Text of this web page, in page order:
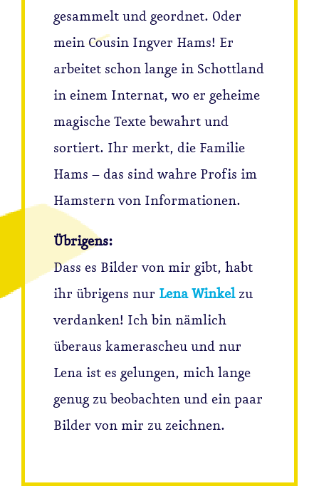
gesammelt und geordnet. Oder
mein Cousin Ingver Hams! Er
arbeitet schon lange in Schottland
in einem Internat, wo er geheime
magische Texte bewahrt und
sortiert. Ihr merkt, die Familie
Hams – das sind wahre Profis im
Hamstern von Informationen.
Übrigens:
Dass es Bilder von mir gibt, habt
ihr übrigens nur Lena Winkelzu
verdanken! Ich bin nämlich
überaus kamerascheu und nur
Lena ist es gelungen, mich lange
genug zu beobachten und ein paar
Bilder von mir zu zeichnen.